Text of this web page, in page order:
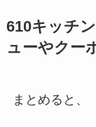
610キッチ
ューやクー
まとめると、